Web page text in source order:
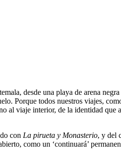
desde una playa de arena
Porque todos nuestros viajes,
al viaje interior, de la identidad que
con La pirueta y Monasterio, y del
como un ‘continuará’